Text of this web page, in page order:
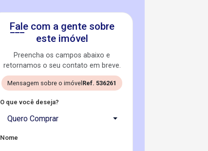
Fale com a gente sobre
este imóvel
Preencha os campos abaixo e
retornamos o seu contato em breve.
Mensagem sobre o imóvel Ref. 536261
O que você deseja?
Quero Comprar
Nome